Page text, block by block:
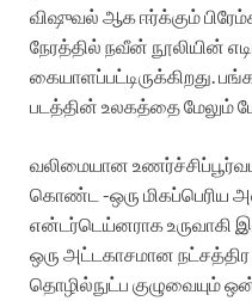
விஷுவல் ஆக ஈர்க்கும்
நேரத்தில் நவீன் நூலியின்
கையாளப்பட்டிருக்கிறது.
படத்தின் உலகத்தை மேலும்
வலிமையான
கொண்ட -ஒரு மிகப்பெரிய
என்டர்டெய்னராக உருவாகி
ஒரு அட்டகாசமான நட்சத்திர
தொழில்நுட்ப குழுவையும்